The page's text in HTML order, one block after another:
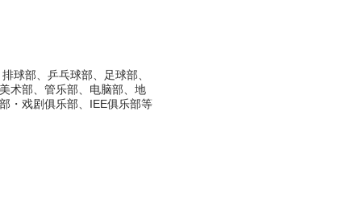
球部、乒乓球部、足球部、
术部、管乐部、电脑部、地
・戏剧俱乐部、IEE俱乐部等